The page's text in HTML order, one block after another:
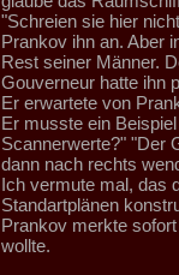
"Schreien sie hier
Prankov ihn an. Aber
Rest seiner Männer.
Gouverneur hatte ihn
Er erwartete von
Er musste ein
Scannerwerte?" "Der
dann nach rechts
Ich vermute mal, das
Standartplänen
Prankov merkte
wollte.